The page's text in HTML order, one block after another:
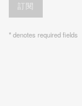
訂閱
* denotes required fields